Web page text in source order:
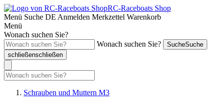
RC-Raceboats Shop
Menü Suche DE Anmelden Merkzettel Warenkorb
Menü
Wonach suchen Sie?
Wonach suchen Sie?
SucheSuche
schließenschließen
Schrauben und Muttern M3